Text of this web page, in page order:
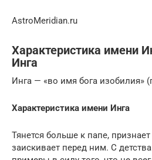
AstroMeridian.ru
Характеристика имени
Инга
Инга — «во имя бога изобилия»
Характеристика имени Инга
Тянется больше к папе, признает
заискивает перед ним. С